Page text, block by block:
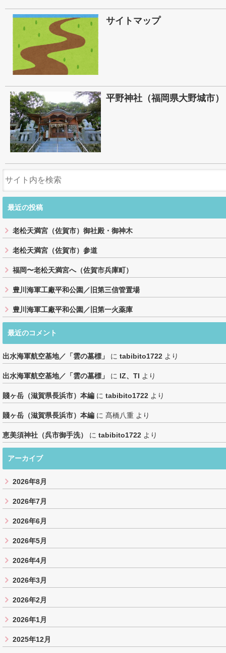
サイトマップ
平野神社（福岡県大野城市）
最近の投稿
老松天満宮（佐賀市）御社殿・御神木
老松天満宮（佐賀市）参道
福岡〜老松天満宮へ（佐賀市兵庫町）
豊川海軍工廠平和公園／旧第三信管置場
豊川海軍工廠平和公園／旧第一火薬庫
最近のコメント
出水海軍航空基地／「雲の墓標」 に tabibito1722 より
出水海軍航空基地／「雲の墓標」 に IZ、TI より
賤ヶ岳（滋賀県長浜市）本編 に tabibito1722 より
賤ヶ岳（滋賀県長浜市）本編 に 髙橋八重 より
恵美須神社（呉市御手洗） に tabibito1722 より
アーカイブ
2026年8月
2026年7月
2026年6月
2026年5月
2026年4月
2026年3月
2026年2月
2026年1月
2025年12月